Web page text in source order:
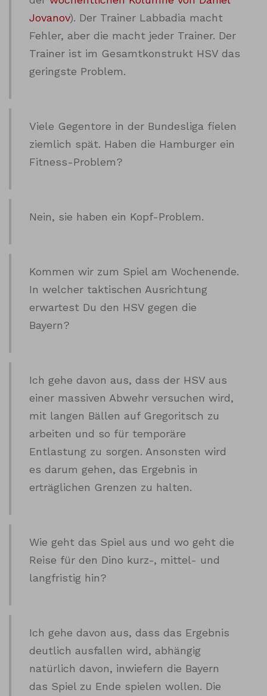
Jovanov). Der Trainer Labbadia macht
Fehler, aber die macht jeder Trainer. Der
Trainer ist im Gesamtkonstrukt HSV das
geringste Problem.
Viele Gegentore in der Bundesliga fielen
ziemlich spät. Haben die Hamburger ein
Fitness-Problem?
Nein, sie haben ein Kopf-Problem.
Kommen wir zum Spiel am Wochenende.
In welcher taktischen Ausrichtung
erwartest Du den HSV gegen die
Bayern?
Ich gehe davon aus, dass der HSV aus
einer massiven Abwehr versuchen wird,
mit langen Bällen auf Gregoritsch zu
arbeiten und so für temporäre
Entlastung zu sorgen. Ansonsten wird
es darum gehen, das Ergebnis in
erträglichen Grenzen zu halten.
Wie geht das Spiel aus und wo geht die
Reise für den Dino kurz-, mittel- und
langfristig hin?
Ich gehe davon aus, dass das Ergebnis
deutlich ausfallen wird, abhängig
natürlich davon, inwiefern die Bayern
das Spiel zu Ende spielen wollen. Die